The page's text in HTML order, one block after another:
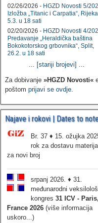
02/26/2026 - HGZD Novosti 5/
Izložba „Titanic i Carpatia“,
5.3. u 18 sati
02/20/2026 - HGZD Novosti 4/
Predavanje „Heraldička baština
Bokokotorskog grbovnika“, Split,
26.2. u 18 sati
... [stariji brojevi] ...
Za dobivanje »HGZD Novosti«
poštom prijavi se ovdje.
Najave i rokovi | Dates to
Br. 37 ♦ 15. ožujka
rok za dostavu
za novi broj
srpanj 2026. ♦ 31.
međunarodni
kongres 31 ICV - Paris,
France 2026(više informacija
uskoro...)